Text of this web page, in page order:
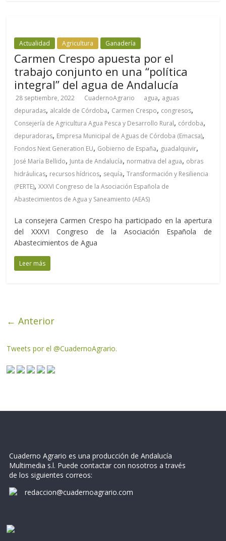
Actualidad Agricultura Ganadería
Carmen Crespo apuesta por el
trabajo conjunto en una “política
integral” del agua de Andalucía
28 septiembre, 2022 CuadernoAgrario agua, aguas
depuradas, alcalde de Córdoba, Carmen Crespo, congresos,
Consejería de Agricultura Agua Pesca y Desarrollo Rural, córdoba,
depuradoras, Empresa Municipal de Aguas de Córdoba (Emacsa),
Fondos Next Generation EU, Gobierno de España, guadalquivir,
José María Bellido, Junta de Andalucía, normativa del agua, obras
hidráulicas, recursos hídricos, sequía,Transformación y Resiliencia
(PERTE),XXXVI Congreso de la Asociación Española de
Abastecimientos de Agua y Saneamiento (AEAS)
La consejera Carmen Crespo ha participado en la apertura
del XXXVI Congreso de la Asociación Española de
Abastecimientos de Agua
Leer más
← Anterior
Tweets por el @CuadernoAgrario.
Cuaderno Agrario es una producción de Andalucía
Multimedia s.l. Puede contactar con nosotros a través
de los siguientes correos:
redaccion@cuadernoagrario.com